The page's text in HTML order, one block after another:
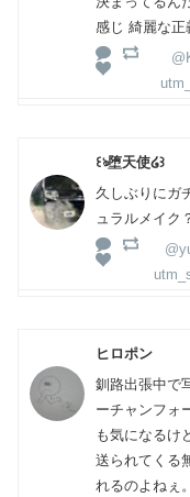
感じ 綺麗な
꒰ঌ堕天使໒꒱
久しぶりにガ
ュラルメイク
ヒロポン
釧路出張中で
ーチャンフォ
も気になるけ
送られてくる
れるのよねぇ